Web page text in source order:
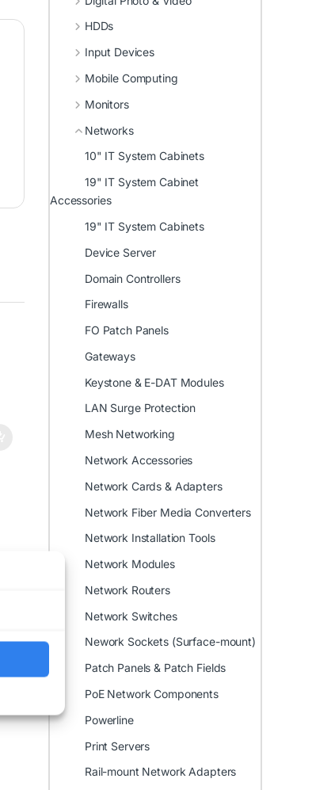
HDDs
Input Devices
Mobile Computing
Monitors
Networks
10" IT System Cabinets
19" IT System Cabinet
Accessories
19" IT System Cabinets
Device Server
Domain Controllers
Firewalls
FO Patch Panels
Gateways
Keystone & E-DAT Modules
LAN Surge Protection
Mesh Networking
Network Accessories
Network Cards & Adapters
Network Fiber Media Converters
Network Installation Tools
Network Modules
Network Routers
Network Switches
Nework Sockets (Surface-mount)
Patch Panels & Patch Fields
PoE Network Components
Powerline
Print Servers
Rail-mount Network Adapters